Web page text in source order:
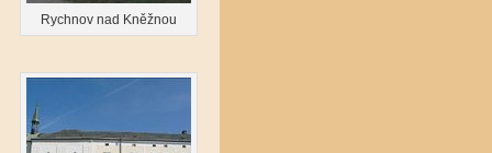
Rychnov nad Kněžnou